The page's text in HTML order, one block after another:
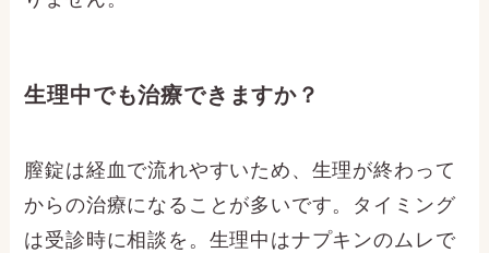
生理中でも治療できますか？
膣錠は経血で流れやすいため、生理が終わって
からの治療になることが多いです。タイミング
は受診時に相談を。生理中はナプキンのムレで